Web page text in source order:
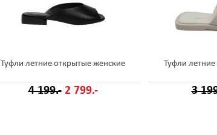
Туфли летние открытые женские
4 199.- 2 799.-
Туфли
3